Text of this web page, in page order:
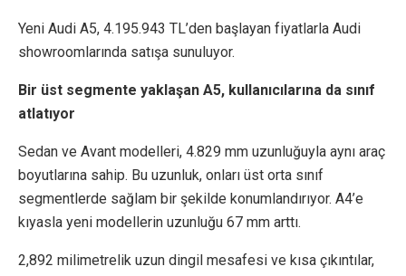
Yeni Audi A5, 4.195.943 TL’den başlayan fiyatlarla Audi
showroomlarında satışa sunuluyor.
Bir üst segmente yaklaşan A5, kullanıcılarına da sınıf
atlatıyor
Sedan ve Avant modelleri, 4.829 mm uzunluğuyla aynı araç
boyutlarına sahip. Bu uzunluk, onları üst orta sınıf
segmentlerde sağlam bir şekilde konumlandırıyor. A4’e
kıyasla yeni modellerin uzunluğu 67 mm arttı.
2,892 milimetrelik uzun dingil mesafesi ve kısa çıkıntılar,